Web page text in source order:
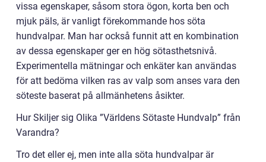
vissa egenskaper, såsom stora ögon, korta ben och
mjuk päls, är vanligt förekommande hos söta
hundvalpar. Man har också funnit att en kombination
av dessa egenskaper ger en hög sötasthetsnivå.
Experimentella mätningar och enkäter kan användas
för att bedöma vilken ras av valp som anses vara den
söteste baserat på allmänhetens åsikter.
Hur Skiljer sig Olika ”Världens Sötaste Hundvalp” från
Varandra?
Tro det eller ej, men inte alla söta hundvalpar är